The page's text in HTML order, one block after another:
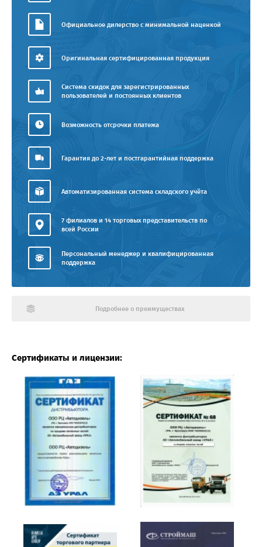
Официальное дилерство с минимальной наценкой
Оригинальная сертифицированная продукция
Система скидок для зарегистрированных
пользователей и постоянных клиентов
Возможность отсрочки платежа
Гарантия до 2-лет и постгарантийная поддержка
Автоматизированная система складского учёта
7 филиалов и 14 торговых представительств по
всей России
Персональный менеджер и квалифицированная
поддержка
Подробнее о преимуществах
Сертификаты и лицензии: